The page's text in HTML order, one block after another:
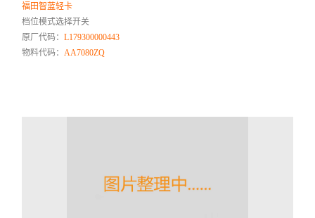
福田智蓝轻卡
档位模式选择开关
原厂代码：L179300000443
物料代码： AA7080ZQ